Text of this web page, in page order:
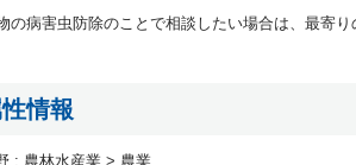
の病害虫防除のことで相談したい場合は、最寄
情報
: 農林水産業 > 農業